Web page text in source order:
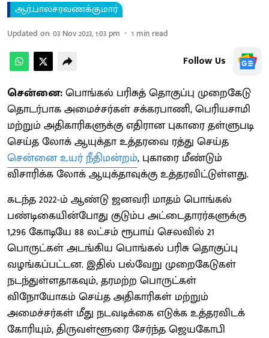
ஆர்.பாலசரவணக்குமார்
Updated on:03 Nov 2023, 1:03 pm 1 min read
Follow Us
சென்னை:பொங்கல் பரிசுத் தொகுப்பு முறைகேடு
தொடர்பாக அமைச்சர்கள் சக்கரபாணி, பெரியசாமி
மற்றும் அதிகாரிகளுக்கு எதிரான புகாரை தள்ளுபடி
செய்த லோக் ஆயுக்தா உத்தரவை ரத்து செய்த
சென்னை உயர் நீதிமன்றம், புகாரை மீண்டும்
விசாரிக்க லோக் ஆயுக்தாவுக்கு உத்தரவிட்டுள்ளது.
கடந்த 2022-ம் ஆண்டு ஜனவரி மாதம் பொங்கல்
பண்டிகையின்போது குடும்ப அட்டைதாரர்களுக்கு
1,296 கோடியே 88 லட்சம் ரூபாய் செலவில் 21
பொருட்கள் அடங்கிய பொங்கல் பரிசு தொகுப்பு
வழங்கப்பட்டன. இதில் பல்வேறு முறைகேடுகள்
நடந்துள்ளதாகவும், தரமற்ற பொருட்கள்
விநோயோகம் செய்த அதிகாரிகள் மற்றும்
அமைச்சர்கள் மீது நடவடிக்கை எடுக்க உத்தரவிடக்
கோரியும், திருவள்ளூரை சேர்ந்த ஜெயகோபி